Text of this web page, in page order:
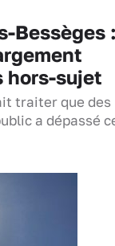
Bessèges
hors-sujet
traiter que des
a dépassé